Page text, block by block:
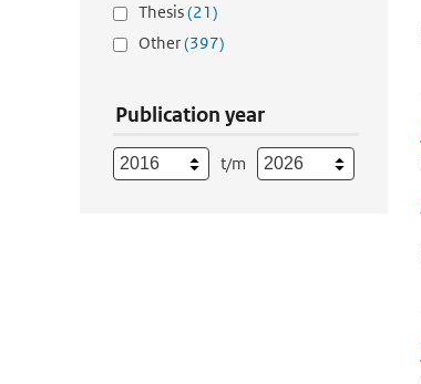
Thesis(21)
Other(397)
Publication year
t/m